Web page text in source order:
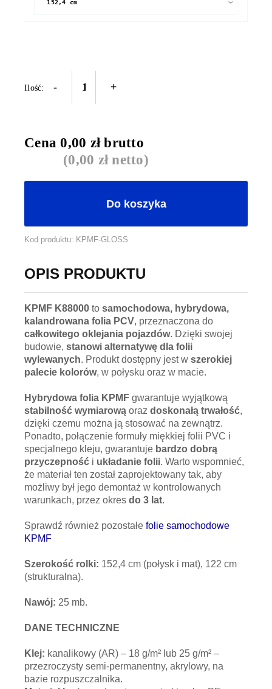
- +
Cena0,00 zł brutto
(0,00 zł netto)
Do koszyka
Kod produktu: KPMF-GLOSS
OPIS PRODUKTU
KPMF K88000 to samochodowa, hybrydowa,
kalandrowana folia PCV, przeznaczona do
całkowitego oklejania pojazdów. Dzięki swojej
budowie, stanowi alternatywę dla folii
wylewanych. Produkt dostępny jest w szerokiej
palecie kolorów, w połysku oraz w macie.
Hybrydowa folia KPMF gwarantuje wyjątkową
stabilność wymiarową oraz doskonałą trwałość,
dzięki czemu można ją stosować na zewnątrz.
Ponadto, połączenie formuły miękkiej folii PVC i
specjalnego kleju, gwarantuje bardzo dobrą
przyczepność i układanie folii. Warto wspomnieć,
że materiał ten został zaprojektowany tak, aby
możliwy był jego demontaż w kontrolowanych
warunkach, przez okres do 3 lat.
Sprawdź również pozostałe folie samochodowe
KPMF
Szerokość rolki: 152,4 cm (połysk i mat), 122 cm
(strukturalna).
Nawój: 25 mb.
DANE TECHNICZNE
Klej: kanalikowy (AR) – 18 g/m² lub 25 g/m² –
przezroczysty semi-permanentny, akrylowy, na
bazie rozpuszczalnika.